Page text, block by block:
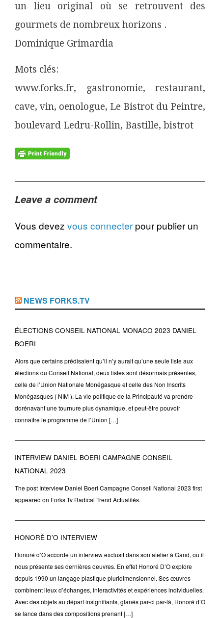
un lieu original où se retrouvent des
gourmets de nombreux horizons .
Dominique Grimardia
Mots clés:
www.forks.fr, gastronomie, restaurant,
cave, vin, oenologue, Le Bistrot du Peintre,
boulevard Ledru-Rollin, Bastille, bistrot
Leave a comment
Vous devez vous connecter pour publier un
commentaire.
NEWS FORKS.TV
ÉLECTIONS CONSEIL NATIONAL MONACO 2023 DANIEL
BOERI
Alors que certains prédisaient qu’il n’y aurait qu’une seule liste aux
élections du Conseil National, deux listes sont désormais présentes,
celle de l’Union Nationale Monégasque et celle des Non Inscrits
Monégasques ( NIM ). La vie politique de la Principauté va prendre
dorénavant une tournure plus dynamique, et peut-être pouvoir
connaître le programme de l’Union […]
INTERVIEW DANIEL BOERI CAMPAGNE CONSEIL
NATIONAL 2023
The post Interview Daniel Boeri Campagne Conseil National 2023 first
appeared on Forks.Tv Radical Trend Actualités.
HONORÈ D’O INTERVIEW
Honoré d’O accorde un interview exclusif dans son atelier à Gand, ou il
nous présente ses dernières oeuvres. En effet Honoré D’O explore
depuis 1990 un langage plastique pluridimensionnel. Ses œuvres
combinent lieux d’échanges, interactivités et expériences individuelles.
Avec des objets au départ insignifiants, glanés par-ci par-là, Honoré d’O
se lance dans des compositions prenant […]